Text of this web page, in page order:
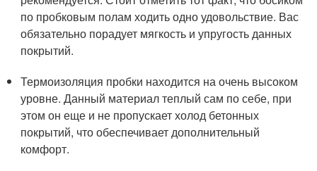
по пробковым полам ходить одно удовольствие. Вас
обязательно порадует мягкость и упругость данных
покрытий.
Термоизоляция пробки находится на очень высоком
уровне. Данный материал теплый сам по себе, при
этом он еще и не пропускает холод бетонных
покрытий, что обеспечивает дополнительный
комфорт.